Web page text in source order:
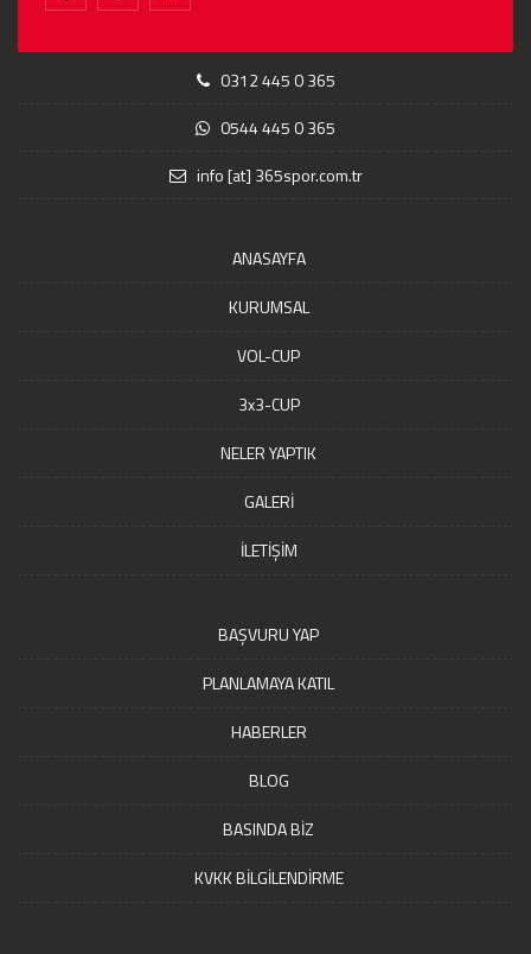
0312 445 0 365
0544 445 0 365
info [at] 365spor.com.tr
ANASAYFA
KURUMSAL
VOL-CUP
3x3-CUP
NELER YAPTIK
GALERİ
İLETİŞİM
BAŞVURU YAP
PLANLAMAYA KATIL
HABERLER
BLOG
BASINDA BİZ
KVKK BİLGİLENDİRME